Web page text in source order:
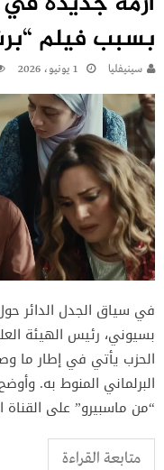
بسبب فيلم
سينيفليا 1 يونيو، 2026
في سياق الجدل الدائر
بسيوني، رئيس الهيئة
الحزب يأتي في إطار ما
البرلماني المنوط به.
“من ماسبيرو” على القناة
متابعة القراءة